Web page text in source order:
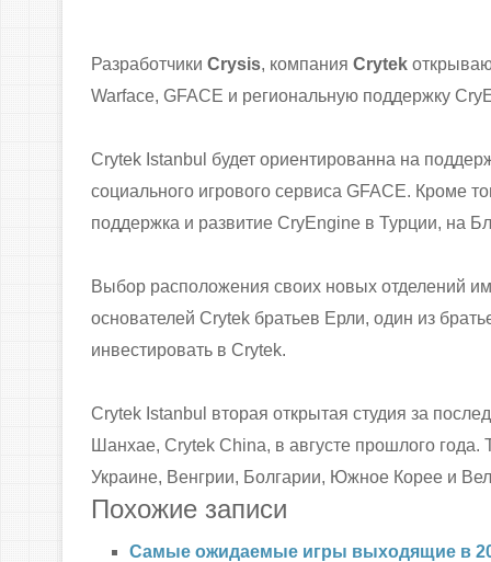
Разработчики Crysis, компания Crytek
Warface, GFACE и региональную поддержку
Crytek Istanbul будет ориентированна на
социального игрового сервиса GFACE. Кроме
поддержка и развитие CryEngine в Турции, на
Выбор расположения своих новых отделений
основателей Crytek братьев Ерли, один из
инвестировать в Crytek.
Crytek Istanbul вторая открытая студия за
Шанхае, Crytek China, в августе прошлого года.
Украине, Венгрии, Болгарии, Южное Корее и
Похожие записи
Самые ожидаемые игры выходящие в